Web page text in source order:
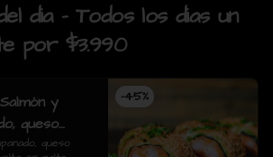
dia - Todos los dias un
por $3.990
-45%
y
queso
en
queso